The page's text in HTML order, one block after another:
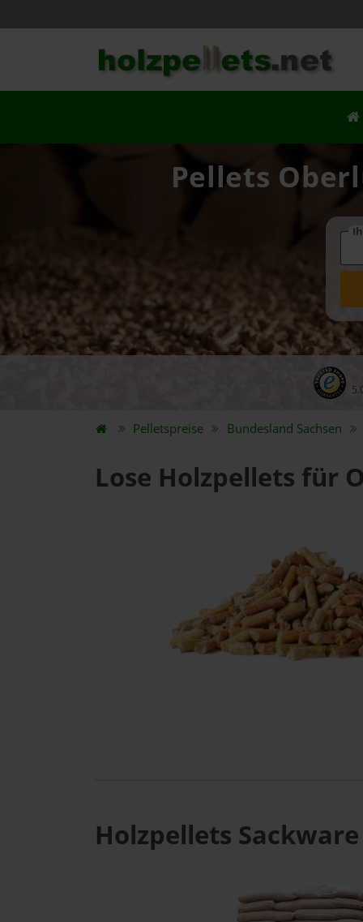
Pellets
Pelletspreise Bundesland Sachsen
Lose Holzpellets für
Holzpellets